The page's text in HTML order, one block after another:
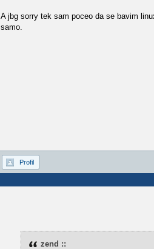
A jbg sorry tek sam poceo da se bavim
samo.
Profil
zend ::